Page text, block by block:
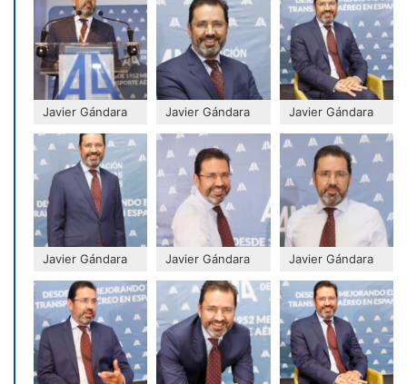
Javier Gándara Javier Gándara Javier Gándara
Javier Gándara Javier Gándara Javier Gándara